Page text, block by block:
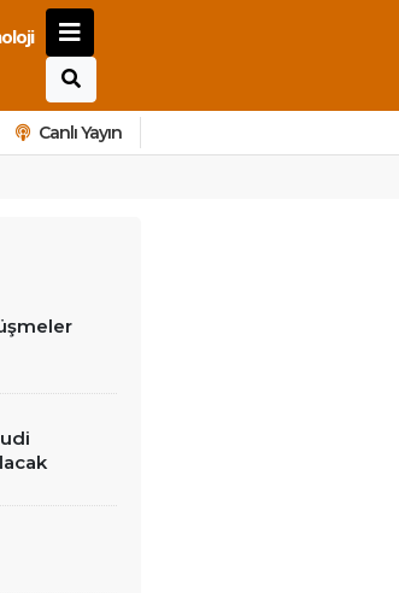
Canlı Yayın